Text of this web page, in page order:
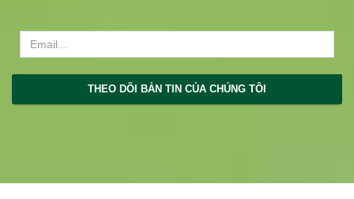
THEO DÕI BẢN TIN CỦA CHÚNG TÔI